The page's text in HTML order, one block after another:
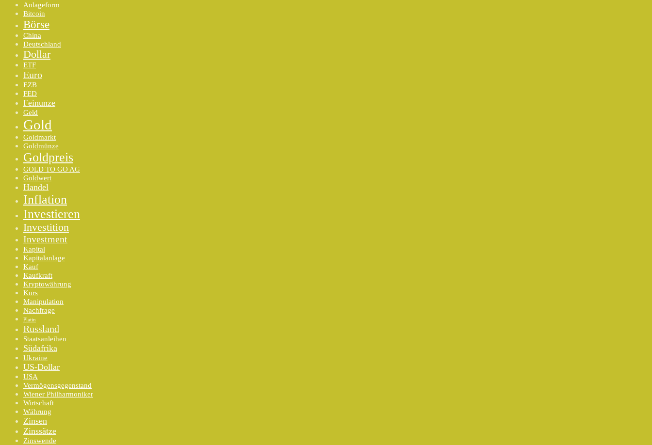
Anlageform
Bitcoin
Börse
China
Deutschland
Dollar
ETF
Euro
EZB
FED
Feinunze
Geld
Gold
Goldmarkt
Goldmünze
Goldpreis
GOLD TO GO AG
Goldwert
Handel
Inflation
Investieren
Investition
Investment
Kapital
Kapitalanlage
Kauf
Kaufkraft
Kryptowährung
Kurs
Manipulation
Nachfrage
Platin
Russland
Staatsanleihen
Südafrika
Ukraine
US-Dollar
USA
Vermögensgegenstand
Wiener Philharmoniker
Wirtschaft
Währung
Zinsen
Zinssätze
Zinswende